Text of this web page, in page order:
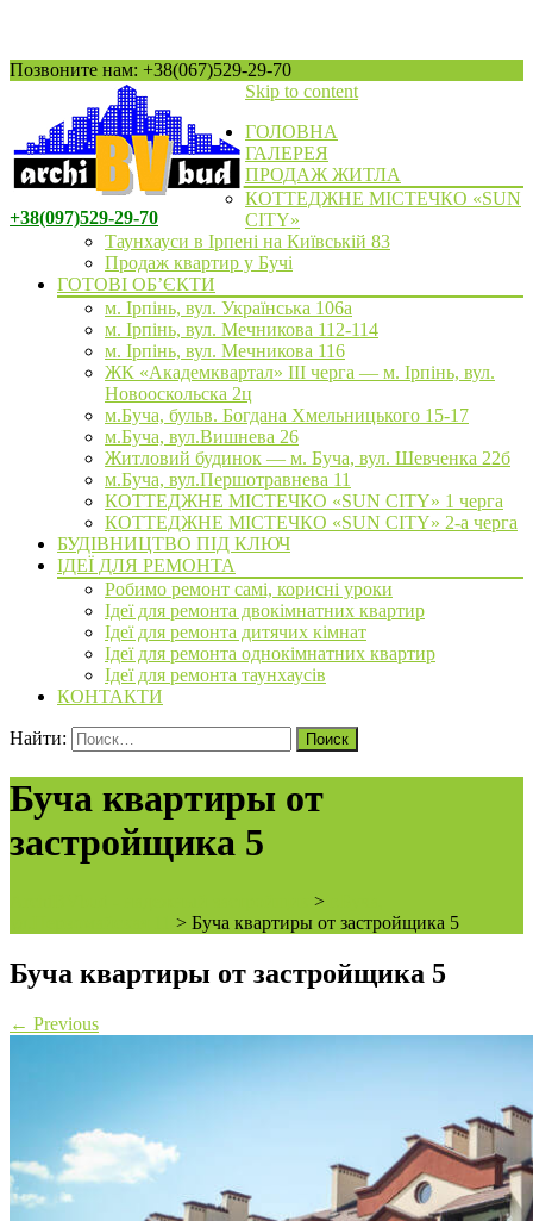
Позвоните нам: +38(067)529-29-70
+38(097)529-29-70
Skip to content
ГОЛОВНА
ГАЛЕРЕЯ
ПРОДАЖ ЖИТЛА
КОТТЕДЖНЕ МІСТЕЧКО «SUN
CITY»
Таунхауси в Ірпені на Київській 83
Продаж квартир у Бучі
ГОТОВІ ОБ’ЄКТИ
м. Ірпінь, вул. Українська 106а
м. Ірпінь, вул. Мечникова 112-114
м. Ірпінь, вул. Мечникова 116
ЖК «Академквартал» III черга — м. Ірпінь, вул.
Новооскольска 2ц
м.Буча, бульв. Богдана Хмельницького 15-17
м.Буча, вул.Вишнева 26
Житловий будинок — м. Буча, вул. Шевченка 22б
м.Буча, вул.Першотравнева 11
КОТТЕДЖНЕ МІСТЕЧКО «SUN CITY» 1 черга
КОТТЕДЖНЕ МІСТЕЧКО «SUN CITY» 2-а черга
БУДІВНИЦТВО ПІД КЛЮЧ
ІДЕЇ ДЛЯ РЕМОНТА
Робимо ремонт самі, корисні уроки
Ідеї для ремонта двокімнатних квартир
Ідеї для ремонта дитячих кімнат
Ідеї для ремонта однокімнатних квартир
Ідеї для ремонта таунхаусів
КОНТАКТИ
Найти:
Буча квартиры от
застройщика 5
>
> Буча квартиры от застройщика 5
Буча квартиры от застройщика 5
← Previous